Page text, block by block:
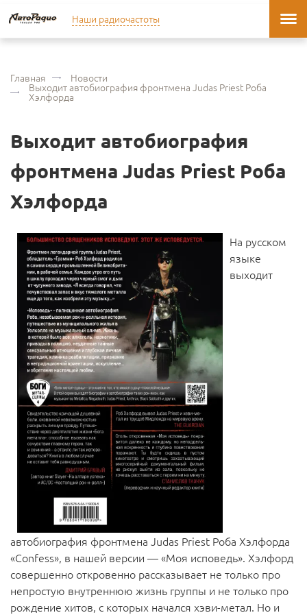
Наши радиочастоты
Главная Новости
Выходит автобиография фронтмена Judas Priest Роба
Хэлфорда
Выходит автобиография
фронтмена Judas Priest Роба
Хэлфорда
На русском
языке
выходит
автобиография фронтмена Judas Priest Роба Хэлфорда
«Confess», в нашей версии — «Моя исповедь». Хэлфорд
совершенно откровенно рассказывает не только про
непростую внутреннюю жизнь группы и не только про
рождение хитов, с которых начался хэви-метал. Но и